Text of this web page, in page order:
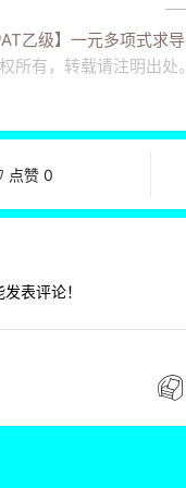
乙级】一元多项式求导
所有，转载请注明出处。
点赞0
发表评论！